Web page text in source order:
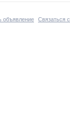
объявление Связаться